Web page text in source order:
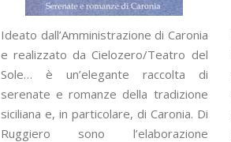
Ideato dall’Amministrazione di Caronia
e realizzato da Cielozero/Teatro del
Sole… è un’elegante raccolta di
serenate e romanze della tradizione
siciliana e, in particolare, di Caronia. Di
Ruggiero sono l’elaborazione